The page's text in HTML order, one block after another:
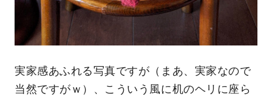
実家感あふれる写真ですが（まあ、実家なので
当然ですがｗ）、こういう風に机のヘリに座ら